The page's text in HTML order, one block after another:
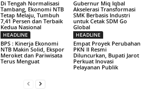
Di Tengah Normalisasi
Tambang, Ekonomi NTB
Tetap Melaju, Tumbuh
7,41 Persen dan Terbaik
Kedua Nasional
Gubernur Miq Iqbal
Akselerasi Transformasi
SMK Berbasis Industri
untuk Cetak SDM Go
Global
HEADLINE
BPS : Kinerja Ekonomi
NTB Makin Solid, Ekspor
Meroket dan Pariwisata
Terus Menguat
HEADLINE
Empat Proyek Perubahan
PKN II Resmi
Diluncurkan, Bupati Jarot
Perkuat Inovasi
Pelayanan Publik